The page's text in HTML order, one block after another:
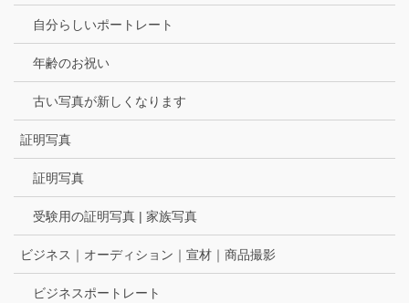
自分らしいポートレート
年齢のお祝い
古い写真が新しくなります
証明写真
証明写真
受験用の証明写真 | 家族写真
ビジネス｜オーディション｜宣材｜商品撮影
ビジネスポートレート